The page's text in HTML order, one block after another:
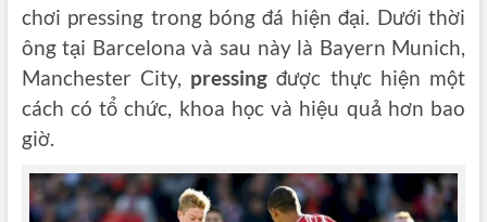
chơi pressing trong bóng đá hiện đại. Dưới thời
ông tại Barcelona và sau này là Bayern Munich,
Manchester City, pressing được thực hiện một
cách có tổ chức, khoa học và hiệu quả hơn bao
giờ.